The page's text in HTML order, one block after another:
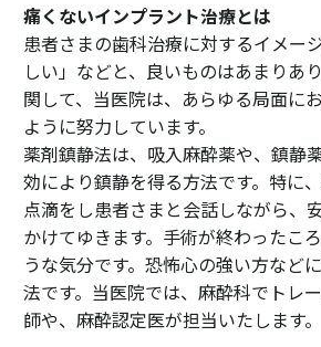
痛くないインプラント治療とは
患者さまの歯科治療に対するイメー
しい」などと、良いものはあまりあ
関して、当医院は、あらゆる局面に
ように努力しています。
薬剤鎮静法は、吸入麻酔薬や、鎮静
効により鎮静を得る方法です。特に
点滴をし患者さまと会話しながら、
かけてゆきます。手術が終わったこ
うな気分です。恐怖心の強い方など
法です。当医院では、麻酔科でトレ
師や、麻酔認定医が担当いたします。